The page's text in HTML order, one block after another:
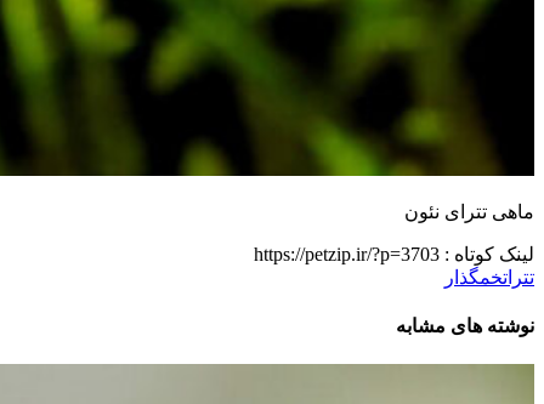
ماهی تترای نئون
لینک کوتاه : https://petzip.ir/?p=3703
تترا تخمگذار
نوشته های مشابه